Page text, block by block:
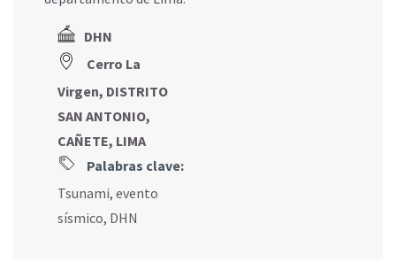
DHN
Cerro La
Virgen, DISTRITO
SAN ANTONIO,
CAÑETE, LIMA
Palabras clave:
Tsunami, evento
sísmico, DHN